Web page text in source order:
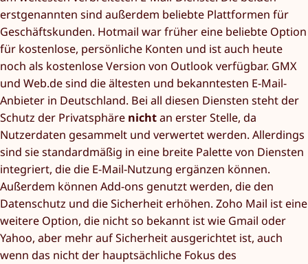
erstgenannten sind außerdem beliebte Plattformen für
Geschäftskunden. Hotmail war früher eine beliebte Option
für kostenlose, persönliche Konten und ist auch heute
noch als kostenlose Version von Outlook verfügbar. GMX
und Web.de sind die ältesten und bekanntesten E-Mail-
Anbieter in Deutschland. Bei all diesen Diensten steht der
Schutz der Privatsphäre nichtan erster Stelle, da
Nutzerdaten gesammelt und verwertet werden. Allerdings
sind sie standardmäßig in eine breite Palette von Diensten
integriert, die die E-Mail-Nutzung ergänzen können.
Außerdem können Add-ons genutzt werden, die den
Datenschutz und die Sicherheit erhöhen. Zoho Mail ist eine
weitere Option, die nicht so bekannt ist wie Gmail oder
Yahoo, aber mehr auf Sicherheit ausgerichtet ist, auch
wenn das nicht der hauptsächliche Fokus des